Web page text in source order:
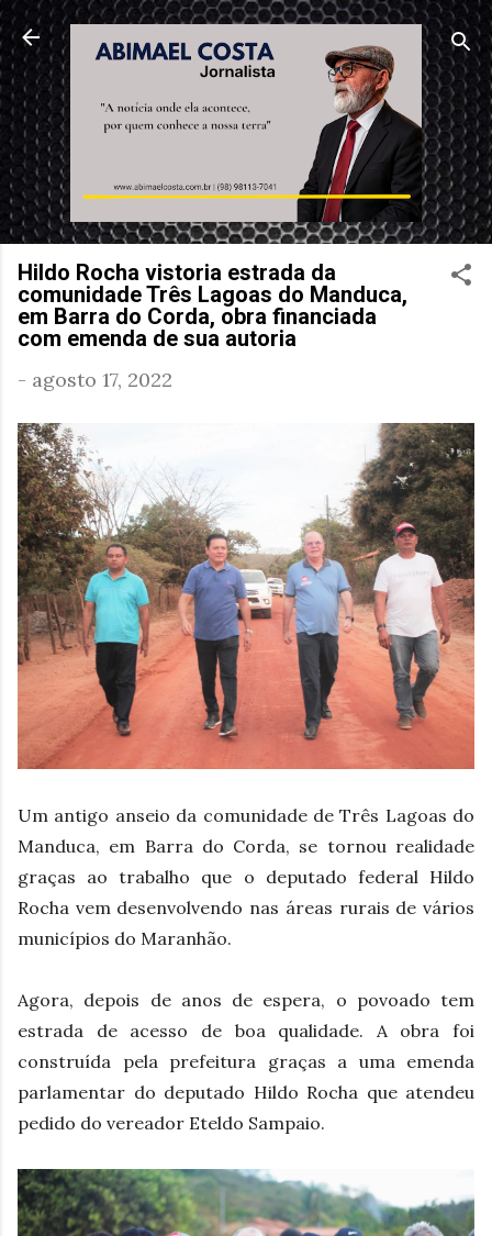
Pular para o conteúdo principal
Hildo Rocha vistoria estrada da
comunidade Três Lagoas do Manduca,
em Barra do Corda, obra financiada
com emenda de sua autoria
- agosto 17, 2022
Um antigo anseio da comunidade de Três Lagoas do
Manduca, em Barra do Corda, se tornou realidade
graças ao trabalho que o deputado federal Hildo
Rocha vem desenvolvendo nas áreas rurais de vários
municípios do Maranhão.
Agora, depois de anos de espera, o povoado tem
estrada de acesso de boa qualidade. A obra foi
construída pela prefeitura graças a uma emenda
parlamentar do deputado Hildo Rocha que atendeu
pedido do vereador Eteldo Sampaio.